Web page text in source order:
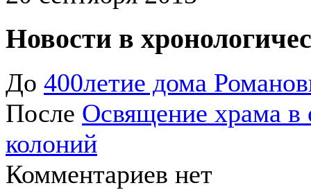
Новости в
До 400летие дома
После Освящение храма в
колоний
Комментариев нет